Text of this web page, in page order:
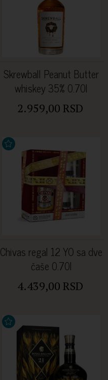
Skrewball Peanut Butter
whiskey 35% 0.70l
2.959,00 RSD
Chivas regal 12 YO sa dve
čaše 0.70l
4.439,00 RSD